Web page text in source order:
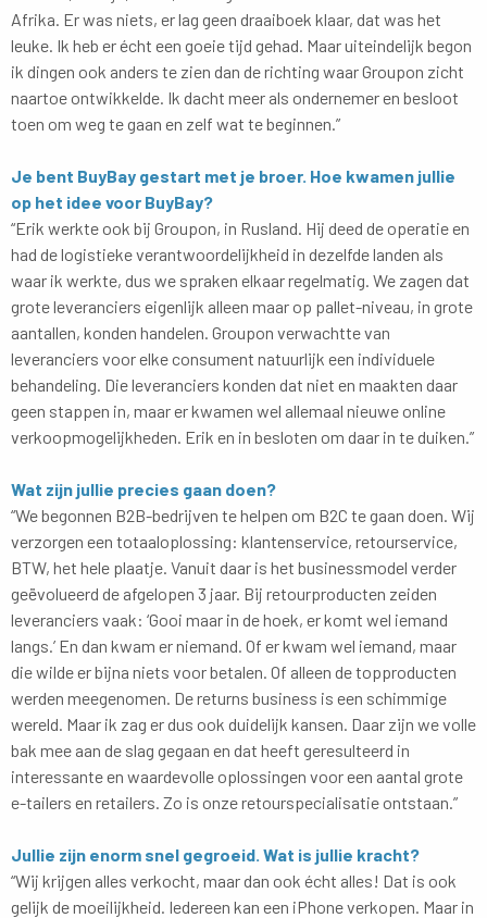
Afrika. Er was niets, er lag geen draaiboek klaar, dat was het
leuke. Ik heb er écht een goeie tijd gehad. Maar uiteindelijk begon
ik dingen ook anders te zien dan de richting waar Groupon zicht
naartoe ontwikkelde. Ik dacht meer als ondernemer en besloot
toen om weg te gaan en zelf wat te beginnen.”
Je bent BuyBay gestart met je broer. Hoe kwamen jullie
op het idee voor BuyBay?
“Erik werkte ook bij Groupon, in Rusland. Hij deed de operatie en
had de logistieke verantwoordelijkheid in dezelfde landen als
waar ik werkte, dus we spraken elkaar regelmatig. We zagen dat
grote leveranciers eigenlijk alleen maar op pallet-niveau, in grote
aantallen, konden handelen. Groupon verwachtte van
leveranciers voor elke consument natuurlijk een individuele
behandeling. Die leveranciers konden dat niet en maakten daar
geen stappen in, maar er kwamen wel allemaal nieuwe online
verkoopmogelijkheden. Erik en in besloten om daar in te duiken.”
Wat zijn jullie precies gaan doen?
“We begonnen B2B-bedrijven te helpen om B2C te gaan doen. Wij
verzorgen een totaaloplossing: klantenservice, retourservice,
BTW, het hele plaatje. Vanuit daar is het businessmodel verder
geëvolueerd de afgelopen 3 jaar. Bij retourproducten zeiden
leveranciers vaak: ‘Gooi maar in de hoek, er komt wel iemand
langs.’ En dan kwam er niemand. Of er kwam wel iemand, maar
die wilde er bijna niets voor betalen. Of alleen de topproducten
werden meegenomen. De returns business is een schimmige
wereld. Maar ik zag er dus ook duidelijk kansen. Daar zijn we volle
bak mee aan de slag gegaan en dat heeft geresulteerd in
interessante en waardevolle oplossingen voor een aantal grote
e-tailers en retailers. Zo is onze retourspecialisatie ontstaan.”
Jullie zijn enorm snel gegroeid. Wat is jullie kracht?
“Wij krijgen alles verkocht, maar dan ook écht alles! Dat is ook
gelijk de moeilijkheid. Iedereen kan een iPhone verkopen. Maar in